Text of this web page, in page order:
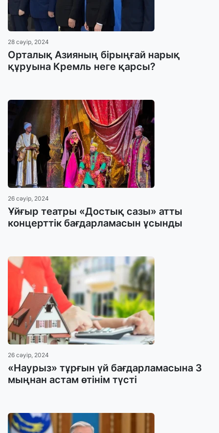
28 сәуір, 2024
Орталық Азияның бірыңғай нарық
құруына Кремль неге қарсы?
26 сәуір, 2024
Ұйғыр театры «Достық сазы» атты
концерттік бағдарламасын ұсынды
26 сәуір, 2024
«Наурыз» тұрғын үй бағдарламасына 3
мыңнан астам өтінім түсті